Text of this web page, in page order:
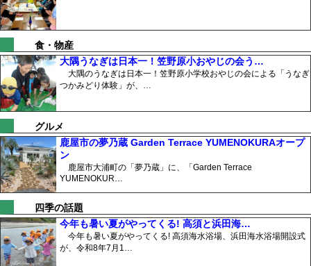
食・物産
大隅うなぎは日本一！笠野原小おやじの会う…
大隅のうなぎは日本一！笠野原小学校おやじの会による「うなぎ
つかみどり体験」が、…
グルメ
鹿屋市の夢乃蔵 Garden Terrace YUMENOKURAオープ
ン
鹿屋市大浦町の「夢乃蔵」に、「Garden Terrace
YUMENOKUR…
四季の話題
今年も暑い夏がやってくる! 高須と浜田海…
今年も暑い夏がやってくる! 高須海水浴場、浜田海水浴場開設式
が、令和8年7月1…